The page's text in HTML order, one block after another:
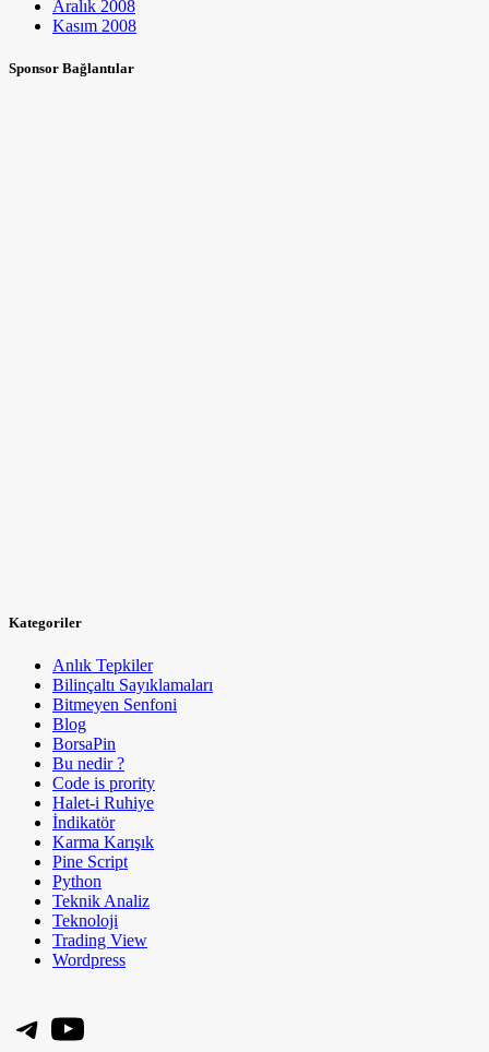
Aralık 2008
Kasım 2008
Sponsor Bağlantılar
Kategoriler
Anlık Tepkiler
Bilinçaltı Sayıklamaları
Bitmeyen Senfoni
Blog
BorsaPin
Bu nedir ?
Code is prority
Halet-i Ruhiye
İndikatör
Karma Karışık
Pine Script
Python
Teknik Analiz
Teknoloji
Trading View
Wordpress
Telegram
YouTube